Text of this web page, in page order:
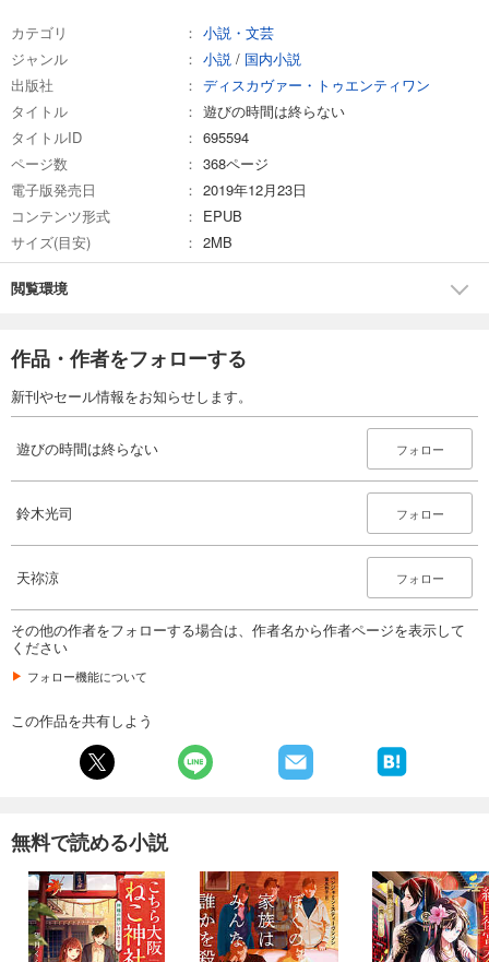
カテゴリ
小説・文芸
ジャンル
小説 / 国内小説
出版社
ディスカヴァー・トゥエンティワン
タイトル
遊びの時間は終らない
タイトルID
695594
ページ数
368ページ
電子版発売日
2019年12月23日
コンテンツ形式
EPUB
サイズ(目安)
2MB
閲覧環境
作品・作者をフォローする
新刊やセール情報をお知らせします。
遊びの時間は終らない フォロー
鈴木光司 フォロー
天祢涼 フォロー
その他の作者をフォローする場合は、作者名から作者ページを表示して
ください
フォロー機能について
この作品を共有しよう
無料で読める小説